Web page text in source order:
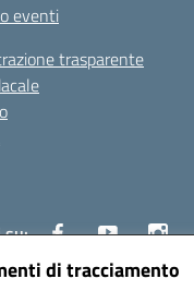
di tracciamento
eventi
trasparente
su: